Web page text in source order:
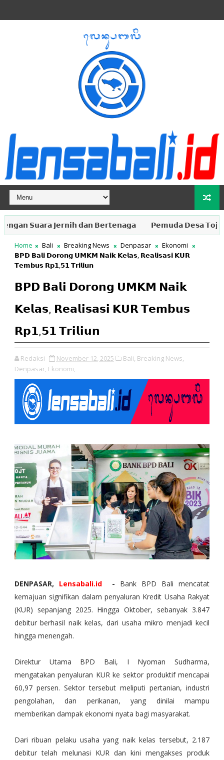
𝗝𝗲𝗿𝗻𝗶𝗵 𝗱𝗮𝗻 𝗕𝗲𝗿𝘁𝗲𝗻𝗮𝗴𝗮 𝗣𝗲𝗺𝘂𝗱𝗮 𝗗𝗲𝘀𝗮 𝗧𝗼𝗷𝗮𝗻
Home Bali Breaking News Denpasar
Ekonomi
𝗕𝗣𝗗 𝗕𝗮𝗹𝗶 𝗗𝗼𝗿𝗼𝗻𝗴 𝗨𝗠𝗞𝗠 𝗡𝗮𝗶𝗸 𝗞𝗲𝗹𝗮𝘀, 𝗥𝗲𝗮𝗹𝗶𝘀𝗮𝘀𝗶 𝗞𝗨𝗥
𝗧𝗲𝗺𝗯𝘂𝘀 𝗥𝗽𝟭,𝟱𝟭 𝗧𝗿𝗶𝗹𝗶𝘂𝗻
𝗕𝗣𝗗 𝗕𝗮𝗹𝗶 𝗗𝗼𝗿𝗼𝗻𝗴 𝗨𝗠𝗞𝗠 𝗡𝗮𝗶𝗸
𝗞𝗲𝗹𝗮𝘀, 𝗥𝗲𝗮𝗹𝗶𝘀𝗮𝘀𝗶 𝗞𝗨𝗥 𝗧𝗲𝗺𝗯𝘂𝘀
𝗥𝗽𝟭,𝟱𝟭 𝗧𝗿𝗶𝗹𝗶𝘂𝗻
Redaksi November 12, 2025 Bali, Breaking News,
Denpasar, Ekonomi,
DENPASAR, Lensabali.id - Bank BPD Bali mencatat
kemajuan signifikan dalam penyaluran Kredit Usaha Rakyat
(KUR) sepanjang 2025. Hingga Oktober, sebanyak 3.847
debitur berhasil naik kelas, dari usaha mikro menjadi kecil
hingga menengah.
Direktur Utama BPD Bali, I Nyoman Sudharma,
mengatakan penyaluran KUR ke sektor produktif mencapai
60,97 persen. Sektor tersebut meliputi pertanian, industri
pengolahan, dan perikanan, yang dinilai mampu
memberikan dampak ekonomi nyata bagi masyarakat.
Dari ribuan pelaku usaha yang naik kelas tersebut, 2.187
debitur telah melunasi KUR dan kini mengakses produk